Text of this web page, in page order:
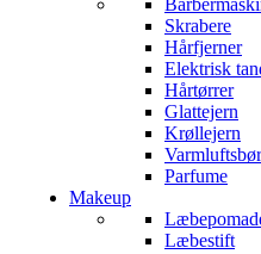
Skrabere
Hårfjerner
Elektrisk
Hårtørrer
Glattejern
Krøllejern
Parfume
Makeup
Læbestift